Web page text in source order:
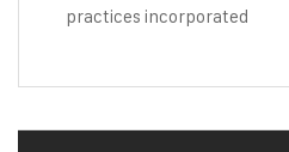
practices incorporated